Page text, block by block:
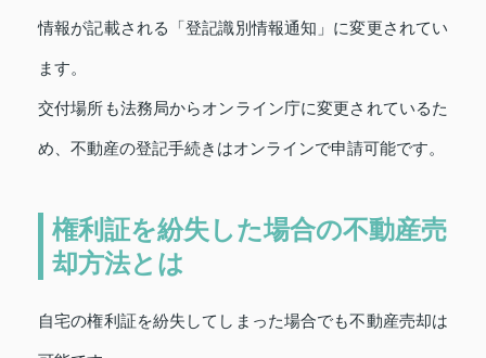
情報が記載される「登記識別情報通知」に変更されてい
ます。
交付場所も法務局からオンライン庁に変更されているた
め、不動産の登記手続きはオンラインで申請可能です。
権利証を紛失した場合の不動産売
却方法とは
自宅の権利証を紛失してしまった場合でも不動産売却は